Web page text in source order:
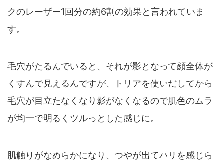
クのレーザー1回分の約6割の効果と言われていま
す。
毛穴がたるんでいると、それが影となって顔全体が
くすんで見えるんですが、トリアを使いだしてから
毛穴が目立たなくなり影がなくなるので肌色のムラ
が均一で明るくツルっとした感じに。
肌触りがなめらかになり、つやが出てハリを感じら